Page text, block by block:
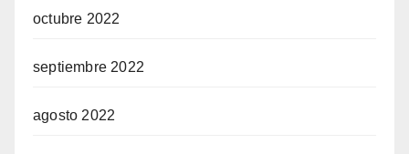
octubre 2022
septiembre 2022
agosto 2022